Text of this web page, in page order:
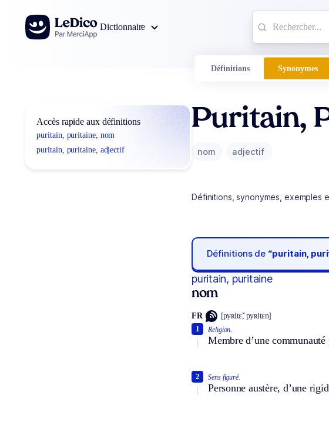
Aller au contenu
Dictionnaire
Définitions Synonymes
Accès rapide aux définitions
puritain, puritaine, nom
puritain, puritaine, adjectif
Puritain,
nom adjectif
Définitions, synonymes, exemples
Définitions de “puritain,
puritain, puritaine
nom
FR [pyʀitɛ̃, pyʀitɛn]
Religion.
Membre d’une
1
Sens figuré.
Personne austère, d’une
2